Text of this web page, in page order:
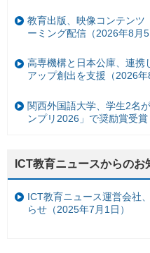
教育出版、映像コンテンツ
ーミング配信（2026年8月5
高専機構と日本公庫、連携
アップ創出を支援（2026年
関西外国語大学、学生2名
ンプリ2026」で奨励賞受賞
ICT教育ニュースからのお
ICT教育ニュース運営会社
らせ（2025年7月1日）